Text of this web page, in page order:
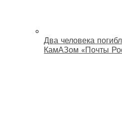
Два человека
КамАЗом «Почты